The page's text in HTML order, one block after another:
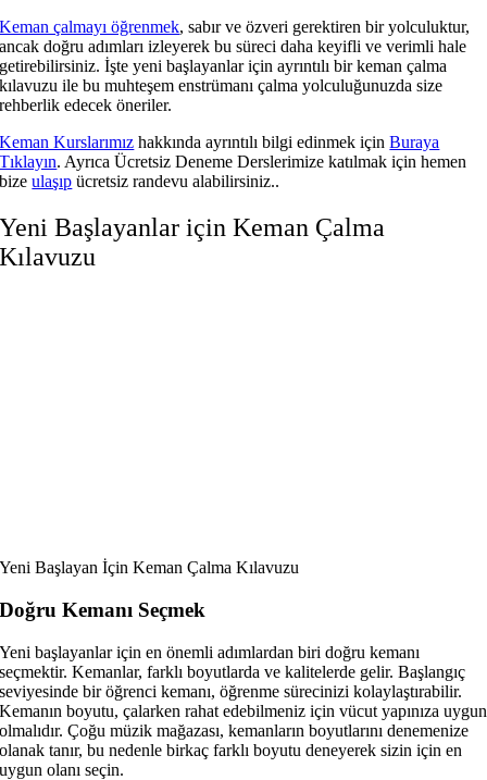
Keman çalmayı öğrenmek, sabır ve özveri gerektiren bir yolculuktur,
ancak doğru adımları izleyerek bu süreci daha keyifli ve verimli hale
getirebilirsiniz. İşte yeni başlayanlar için ayrıntılı bir keman çalma
kılavuzu ile bu muhteşem enstrümanı çalma yolculuğunuzda size
rehberlik edecek öneriler.
Keman Kurslarımız hakkında ayrıntılı bilgi edinmek içinBuraya
Tıklayın. Ayrıca Ücretsiz Deneme Derslerimize katılmak için hemen
bizeulaşıp ücretsiz randevu alabilirsiniz..
Yeni Başlayanlar için Keman Çalma
Kılavuzu
Yeni Başlayan İçin Keman Çalma Kılavuzu
Doğru Kemanı Seçmek
Yeni başlayanlar için en önemli adımlardan biri doğru kemanı
seçmektir. Kemanlar, farklı boyutlarda ve kalitelerde gelir. Başlangıç
seviyesinde bir öğrenci kemanı, öğrenme sürecinizi kolaylaştırabilir.
Kemanın boyutu, çalarken rahat edebilmeniz için vücut yapınıza uygun
olmalıdır. Çoğu müzik mağazası, kemanların boyutlarını denemenize
olanak tanır, bu nedenle birkaç farklı boyutu deneyerek sizin için en
uygun olanı seçin.